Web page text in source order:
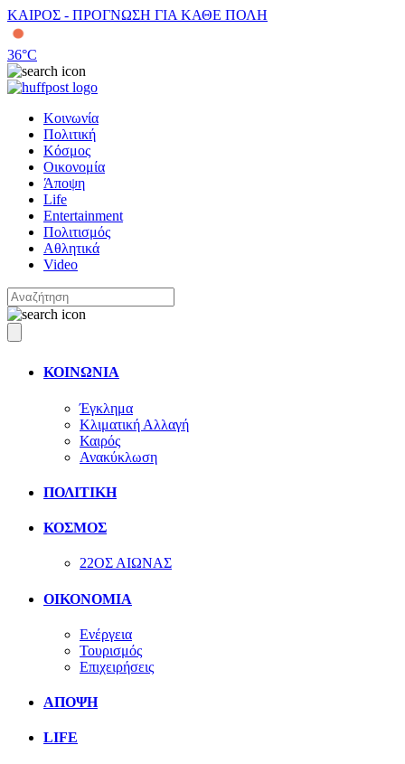
ΚΑΙΡΟΣ - ΠΡΟΓΝΩΣΗ ΓΙΑ ΚΑΘΕ ΠΟΛΗ
36°C
Κοινωνία
Πολιτική
Κόσμος
Οικονομία
Άποψη
Life
Entertainment
Πολιτισμός
Αθλητικά
Video
ΚΟΙΝΩΝΙΑ
Έγκλημα
Κλιματική Αλλαγή
Καιρός
Ανακύκλωση
ΠΟΛΙΤΙΚΗ
ΚΟΣΜΟΣ
22ΟΣ ΑΙΩΝΑΣ
ΟΙΚΟΝΟΜΙΑ
Ενέργεια
Τουρισμός
Επιχειρήσεις
ΑΠΟΨΗ
LIFE